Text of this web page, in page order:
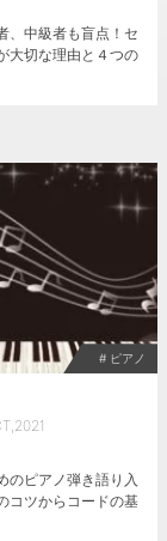
、中級者も盲点！セ
大切な理由と４つの
# ピアノ
のピアノ弾き語り入
ツからコードの基